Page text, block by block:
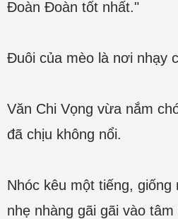
Đoàn Đoàn tốt nhất."
Đuôi của mèo là nơi nhạy
Văn Chi Vọng vừa nắm
đã chịu không nổi.
Nhóc kêu một tiếng,
nhẹ nhàng gãi gãi vào tâm